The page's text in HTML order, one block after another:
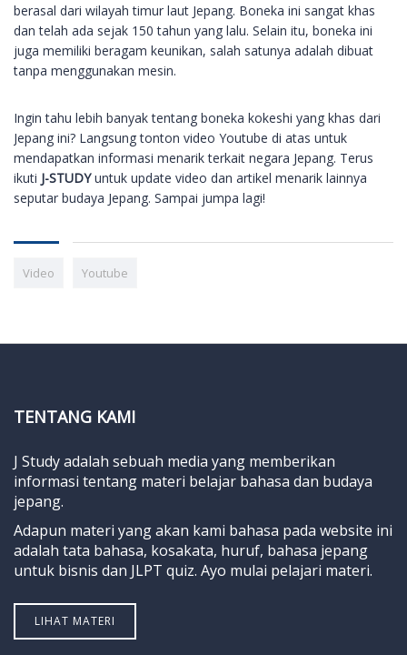
berasal dari wilayah timur laut Jepang. Boneka ini sangat khas
dan telah ada sejak 150 tahun yang lalu. Selain itu, boneka ini
juga memiliki beragam keunikan, salah satunya adalah dibuat
tanpa menggunakan mesin.
Ingin tahu lebih banyak tentang boneka kokeshi yang khas dari
Jepang ini? Langsung tonton video Youtube di atas untuk
mendapatkan informasi menarik terkait negara Jepang. Terus
ikuti J-STUDYuntuk update video dan artikel menarik lainnya
seputar budaya Jepang. Sampai jumpa lagi!
Video Youtube
TENTANG KAMI
J Study adalah sebuah media yang memberikan
informasi tentang materi belajar bahasa dan budaya
jepang.
Adapun materi yang akan kami bahasa pada website ini
adalah tata bahasa, kosakata, huruf, bahasa jepang
untuk bisnis dan JLPT quiz. Ayo mulai pelajari materi.
LIHAT MATERI